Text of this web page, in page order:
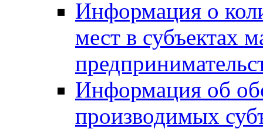
Информация о
мест в субъектах
Информация об
производимых